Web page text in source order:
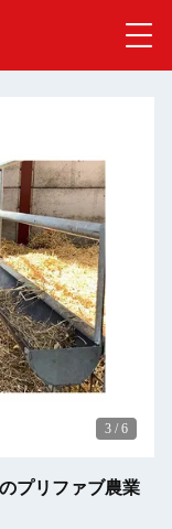
3 / 6
プリファブ農業